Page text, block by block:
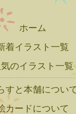
ホーム
着イラスト一覧
気のイラスト一覧
すと本舗につい
カードについて